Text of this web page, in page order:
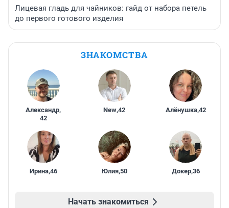
Лицевая гладь для чайников: гайд от набора петель
до первого готового изделия
ЗНАКОМСТВА
Александр,
42
New,42 Алёнушка,42
Ирина,46 Юлия,50 Докер,36
Начать знакомиться